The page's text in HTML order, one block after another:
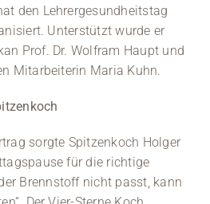
den Lehrergesundheitstag
Unterstützt wurde er
Prof. Dr. Wolfram Haupt und
Mitarbeiterin Maria Kuhn.
sorgte Spitzenkoch Holger
für die richtige
Brennstoff nicht passt, kann